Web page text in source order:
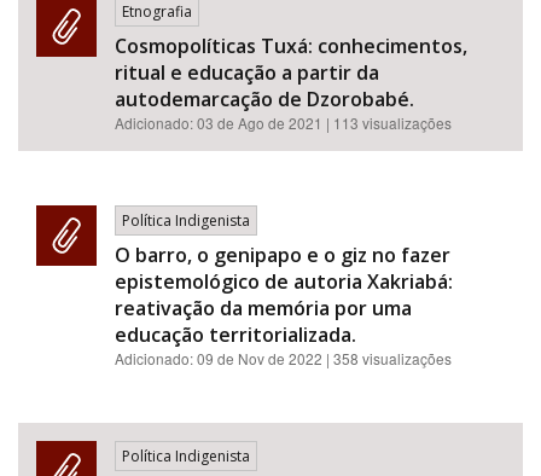
Subtema
Área de Levantamento
Área Protegida
Etnografia
Cosmopolíticas Tuxá: conhecimentos,
ritual e educação a partir da
autodemarcação de Dzorobabé.
Adicionado:03 de Ago de 2021 | 113 visualizações
Política Indigenista
O barro, o genipapo e o giz no fazer
epistemológico de autoria Xakriabá:
reativação da memória por uma
educação territorializada.
Adicionado:09 de Nov de 2022 | 358 visualizações
Política Indigenista